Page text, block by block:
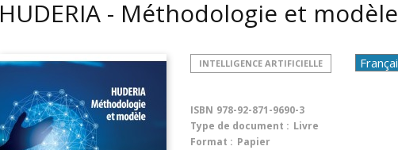
HUDERIA - Méthodologie et modèle
INTELLIGENCE ARTIFICIELLE
ISBN 978-92-871-9690-3
Type de document : Livre
Format : Papier